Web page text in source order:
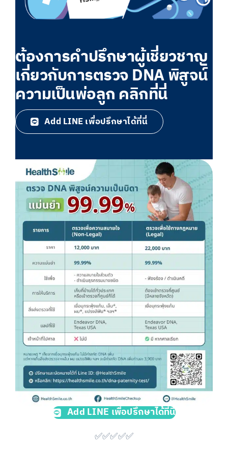
ต้องการคำปรึกษาผู้เชี่ยวชาญ
เกี่ยวกับการตรวจ DNA พิสูจน์
ความเป็นพ่อลูก คลิกที่นี่
Add LINE เพื่อปรึกษาได้ที่นี่
Add LINE เพื่อปรึกษาได้ที่นี่
✅✅✅✅✅